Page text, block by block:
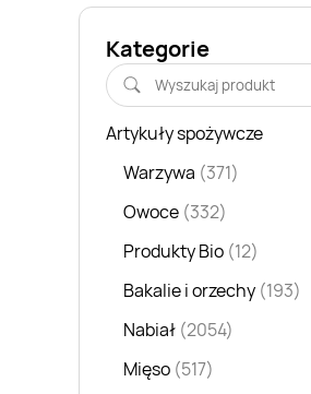
Kategorie
Artykuły spożywcze
Warzywa (371)
Owoce (332)
Produkty Bio (12)
Bakalie i orzechy (193)
Nabiał (2054)
Mięso (517)